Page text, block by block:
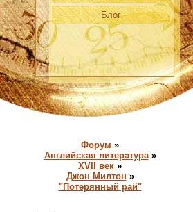
Блог
Форум »
Английская литература»
XVII век »
Джон Милтон »
"Потерянный рай"